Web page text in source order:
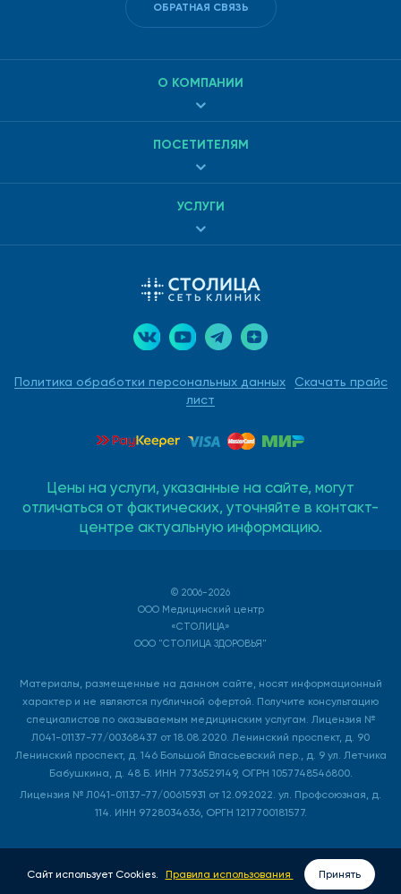
Политика обработки персональных данных
Скачать прайс
лист
О КОМПАНИИ
ПОСЕТИТЕЛЯМ
УСЛУГИ
ОБРАТНАЯ СВЯЗЬ
Цены на услуги, указанные на сайте, могут
отличаться от фактических, уточняйте в контакт-
центре актуальную информацию.
© 2006-2026
ООО Медицинский центр
«СТОЛИЦА»
ООО "СТОЛИЦА ЗДОРОВЬЯ"
Материалы, размещенные на данном сайте, носят информационный
характер и не являются публичной офертой. Получите консультацию
специалистов по оказываемым медицинским услугам. Лицензия №
Л041-01137-77/00368437 от 18.08.2020. Ленинский проспект, д. 90
Ленинский проспект, д. 146 Большой Власьевский пер., д. 9 ул. Летчика
Бабушкина, д. 48 Б. ИНН 7736529149, ОГРН 1057748546800.
Лицензия № Л041-01137-77/00615931 от 12.09.2022. ул. Профсоюзная, д.
114. ИНН 9728034636, ОРГН 1217700181577.
Сайт использует Cookies. Правила использования Принять
ВЫЗОВ ВРАЧА НА ДОМ ЗАПИСАТЬСЯ ОНЛАЙН